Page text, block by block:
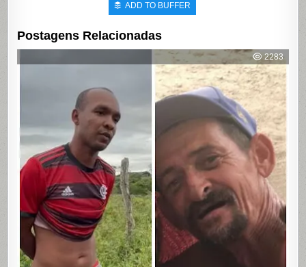
ADD TO BUFFER
Postagens Relacionadas
2283